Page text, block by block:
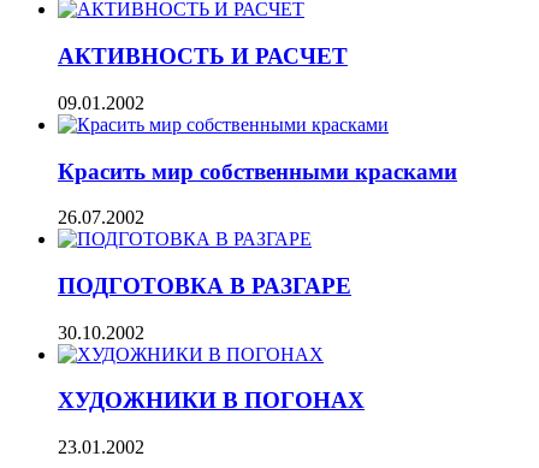
АКТИВНОСТЬ И РАСЧЕТ
09.01.2002
Красить мир собственными красками
26.07.2002
ПОДГОТОВКА В РАЗГАРЕ
30.10.2002
ХУДОЖНИКИ В ПОГОНАХ
23.01.2002